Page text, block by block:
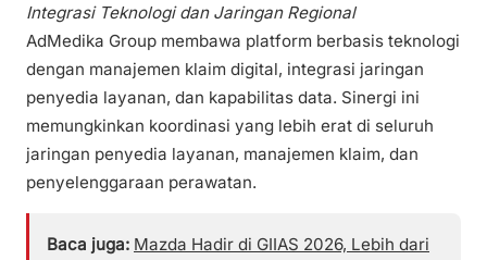
Integrasi Teknologi dan Jaringan Regional
AdMedika Group membawa platform berbasis teknologi
dengan manajemen klaim digital, integrasi jaringan
penyedia layanan, dan kapabilitas data. Sinergi ini
memungkinkan koordinasi yang lebih erat di seluruh
jaringan penyedia layanan, manajemen klaim, dan
penyelenggaraan perawatan.
Baca juga: Mazda Hadir di GIIAS 2026, Lebih dari